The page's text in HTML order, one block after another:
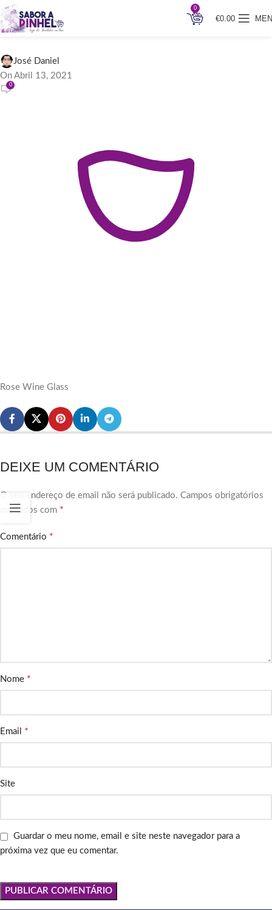
0
€0.00
Rose Wine Glass
José Daniel
On Abril 13, 2021
0
Rose Wine Glass
DEIXE UM COMENTÁRIO
O seu endereço de email não será publicado. Campos obrigatórios
marcados com *
Comentário *
Nome *
Email *
Site
Guardar o meu nome, email e site neste navegador para a
próxima vez que eu comentar.